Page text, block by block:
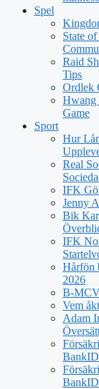
Spel
State
Raid
Tips
Ordlek
Hwang
Game
Sport
Hur
Real
IFK
Jenny
Bik
IFK
Hårfön
2026
B-
Vem
Adam
BankID